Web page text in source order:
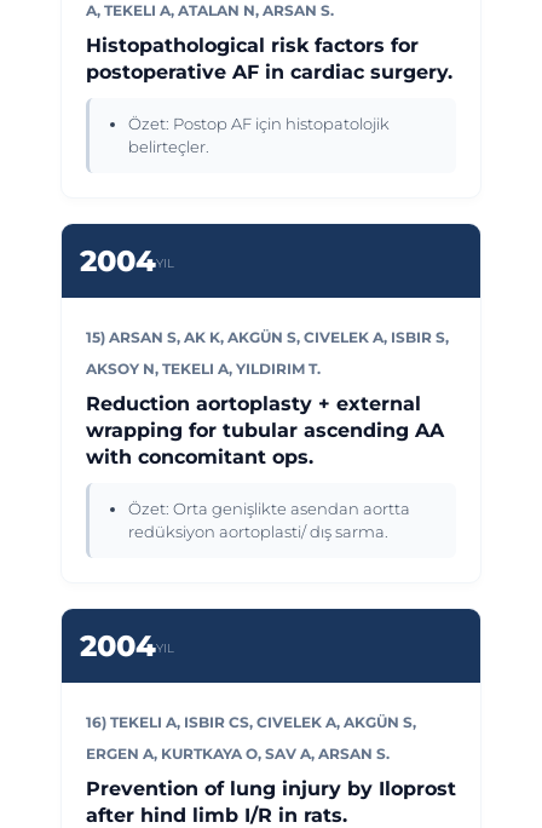
A, TEKELI A, ATALAN N, ARSAN S.
Histopathological risk factors for
postoperative AF in cardiac surgery.
Özet: Postop AF için histopatolojik
belirteçler.
2004YIL
15) ARSAN S, AK K, AKGÜN S, CIVELEK A, ISBIR S,
AKSOY N, TEKELI A, YILDIRIM T.
Reduction aortoplasty + external
wrapping for tubular ascending AA
with concomitant ops.
Özet: Orta genişlikte asendan aortta
redüksiyon aortoplasti/ dış sarma.
2004YIL
16) TEKELI A, ISBIR CS, CIVELEK A, AKGÜN S,
ERGEN A, KURTKAYA O, SAV A, ARSAN S.
Prevention of lung injury by Iloprost
after hind limb I/R in rats.